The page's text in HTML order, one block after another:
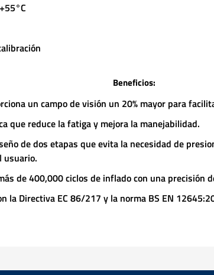
Beneficios:
un campo de visión un 20% mayor para
que reduce la fatiga y mejora la manejabilidad.
de dos etapas que evita la necesidad de
usuario.
de 400,000 ciclos de inflado con una precisión
la Directiva EC 86/217 y la norma BS EN